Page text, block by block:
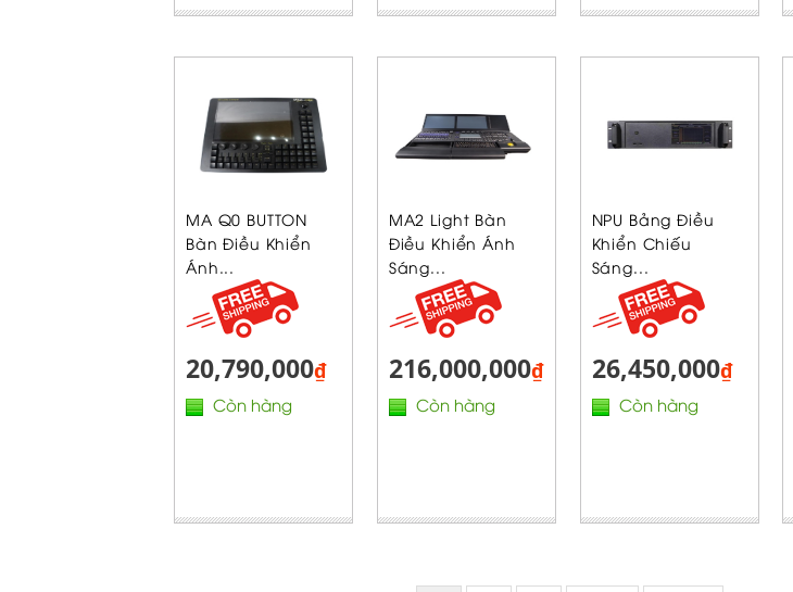
MA Q0 BUTTON
Bàn Điều Khiển
Ánh...
20,790,000₫
Còn hàng
MA2 Light Bàn
Điều Khiển Ánh
Sáng...
216,000,000₫
Còn hàng
NPU Bảng Điều
Khiển Chiếu
Sáng...
26,450,000₫
Còn hàng